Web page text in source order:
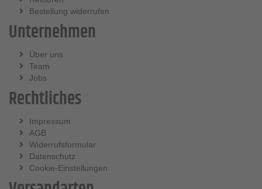
Bestellung widerrufen
Unternehmen
Über uns
Team
Jobs
Rechtliches
Impressum
AGB
Widerrufsformular
Datenschutz
Cookie-Einstellungen